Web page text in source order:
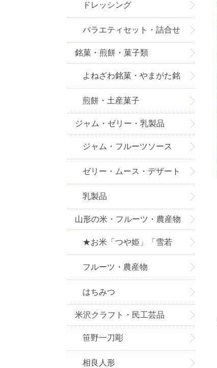
ドレッシング
バラエティセット・詰合せ
銘菓・煎餅・菓子類
よねざわ銘菓・やまがた銘
菓煎餅・土産菓子
ジャム・ゼリー・乳製品
ジャム・フルーツソース
ゼリー・ムース・デザート
乳製品
山形の米・フルーツ・農産物
★お米「つや姫」「雪若
丸」お取り寄せ★
フルーツ・農産物
はちみつ
米沢クラフト・民工芸品
笹野一刀彫
相良人形